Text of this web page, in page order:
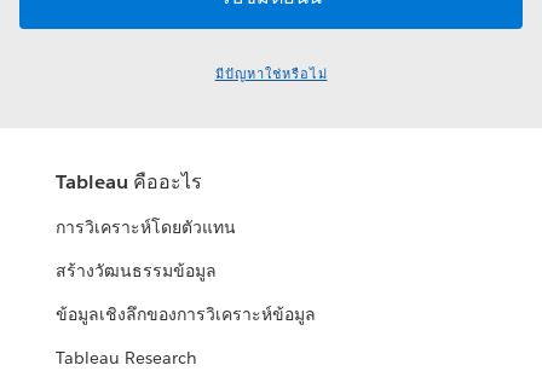
มีปัญหาใช่หรือไม่
Tableau คืออะไร
การวิเคราะห์โดยตัวแทน
สร้างวัฒนธรรมข้อมูล
ข้อมูลเชิงลึกของการวิเคราะห์ข้อมูล
Tableau Research